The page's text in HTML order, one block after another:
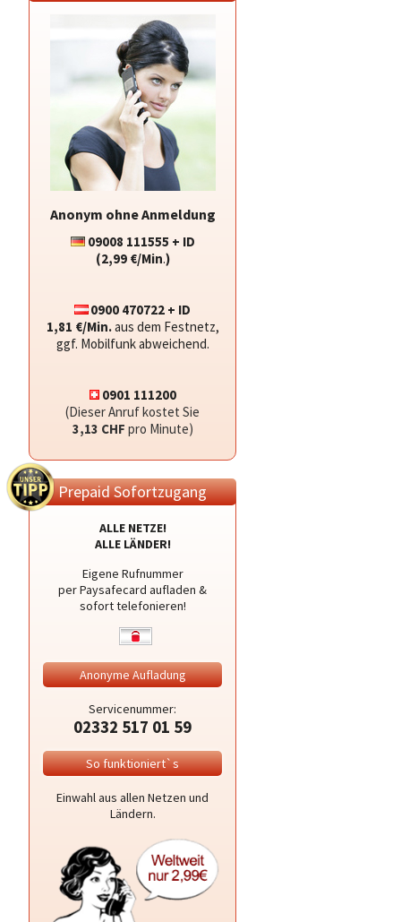
Anonym ohne Anmeldung
09008 111555 + ID
(2,99 €/Min.)
0900 470722 + ID
1,81 €/Min.aus dem Festnetz,
ggf. Mobilfunk abweichend.
0901 111200
(Dieser Anruf kostet Sie
3,13 CHF pro Minute)
Prepaid Sofortzugang
ALLE NETZE!
ALLE LÄNDER!
Eigene Rufnummer
per Paysafecard aufladen &
sofort telefonieren!
Anonyme Aufladung
Servicenummer:
02332 517 01 59
So funktioniert`s
Einwahl aus allen Netzen und
Ländern.